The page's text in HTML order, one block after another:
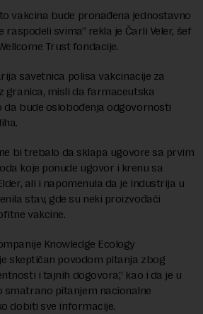
vakcina bude pronađena jednostavno
raspodeli svima” rekla je Čarli Veler, šef
Trust fondacije.
savetnica polisa vakcinacije za
granica, misli da farmaceutska
bude oslobođenja odgovornosti
bi trebalo da sklapa ugovore sa prvim
koje ponude ugovor i krenu sa
ali i napomenula da je industrija u
stav, gde su neki proizvođači
vakcine.
Knowledge Ecology
skeptičan povodom pitanja zbog
i tajnih dogovora,” kao i da je u
smatrano pitanjem nacionalne
dobiti sve informacije.